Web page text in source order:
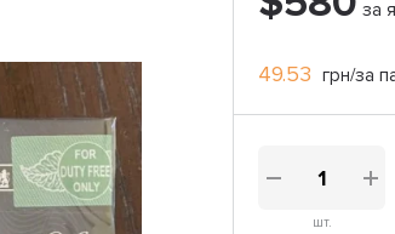
за
49.53 грн/за
шт.